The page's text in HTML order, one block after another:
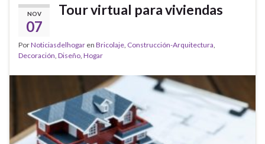
NOV
07
Tour virtual para viviendas
PorNoticiasdelhogar en Bricolaje Construcción-Arquitectura
Decoración Diseño Hogar